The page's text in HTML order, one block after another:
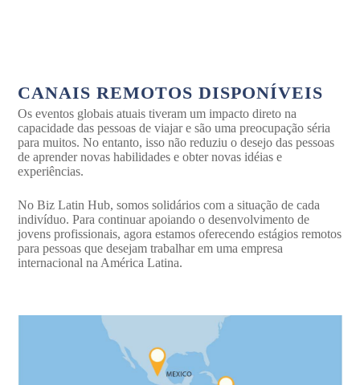
CANAIS REMOTOS DISPONÍVEIS
Os eventos globais atuais tiveram um impacto direto na
capacidade das pessoas de viajar e são uma preocupação séria
para muitos. No entanto, isso não reduziu o desejo das pessoas
de aprender novas habilidades e obter novas idéias e
experiências.
No Biz Latin Hub, somos solidários com a situação de cada
indivíduo. Para continuar apoiando o desenvolvimento de
jovens profissionais, agora estamos oferecendo estágios remotos
para pessoas que desejam trabalhar em uma empresa
internacional na América Latina.